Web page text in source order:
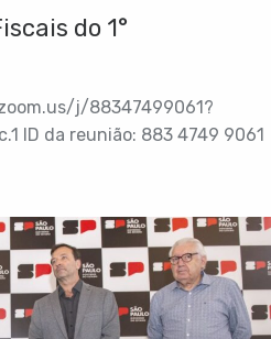
do 1°
j/88347499061?
ID da reunião: 883 4749 9061